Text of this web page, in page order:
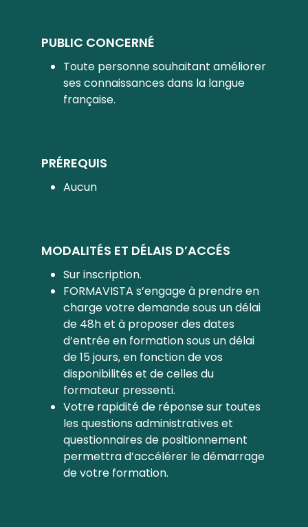
PUBLIC CONCERNÉ
Toute personne souhaitant améliorer
ses connaissances dans la langue
française.
PRÉREQUIS
Aucun
MODALITÉS ET DÉLAIS D’ACCÉS
Sur inscription.
FORMAVISTA s’engage à prendre en
charge votre demande sous un délai
de 48h et à proposer des dates
d’entrée en formation sous un délai
de 15 jours, en fonction de vos
disponibilités et de celles du
formateur pressenti.
Votre rapidité de réponse sur toutes
les questions administratives et
questionnaires de positionnement
permettra d’accélérer le démarrage
de votre formation.